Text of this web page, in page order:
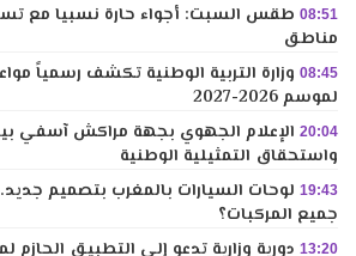
08:51 طقس السبت: أجواء حارة نسبيا مع
مناطق
08:45 وزارة التربية الوطنية تكشف رسمياً
لموسم 2026-2027
20:04 الإعلام الجهوي بجهة مراكش آسفي
واستحقاق التمثيلية الوطنية
19:43 لوحات السيارات بالمغرب بتصميم
جميع المركبات؟
13:20 دورية وزارية تدعو إلى التطبيق الحازم